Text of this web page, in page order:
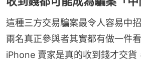
這種三方交易騙案最令人容易中
兩名真正參與者其實都有做一件
iPhone 賣家是真的收到錢才交貨